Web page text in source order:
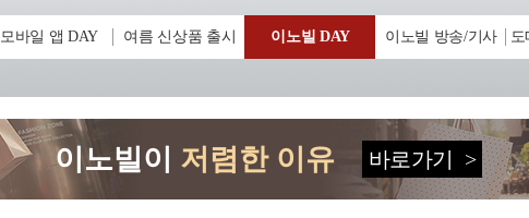
모바일 앱 DAY 여름 신상품 출시 이노빌 DAY 이노빌 방송/기사 도
이노빌이 저렴한 이유 바로가기 >